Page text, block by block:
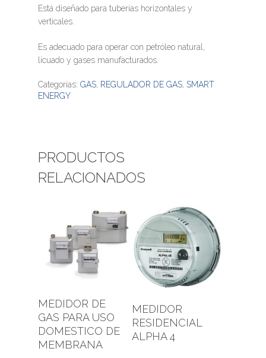
Está diseñado para tuberías horizontales y
verticales.
Es adecuado para operar con petróleo natural,
licuado y gases manufacturados.
Categorías: GAS REGULADOR DE GAS SMART
ENERGY
PRODUCTOS
RELACIONADOS
Leer Más
MEDIDOR DE
GAS PARA USO
DOMESTICO DE
MEMBRANA
Leer Más
MEDIDOR
RESIDENCIAL
ALPHA 4